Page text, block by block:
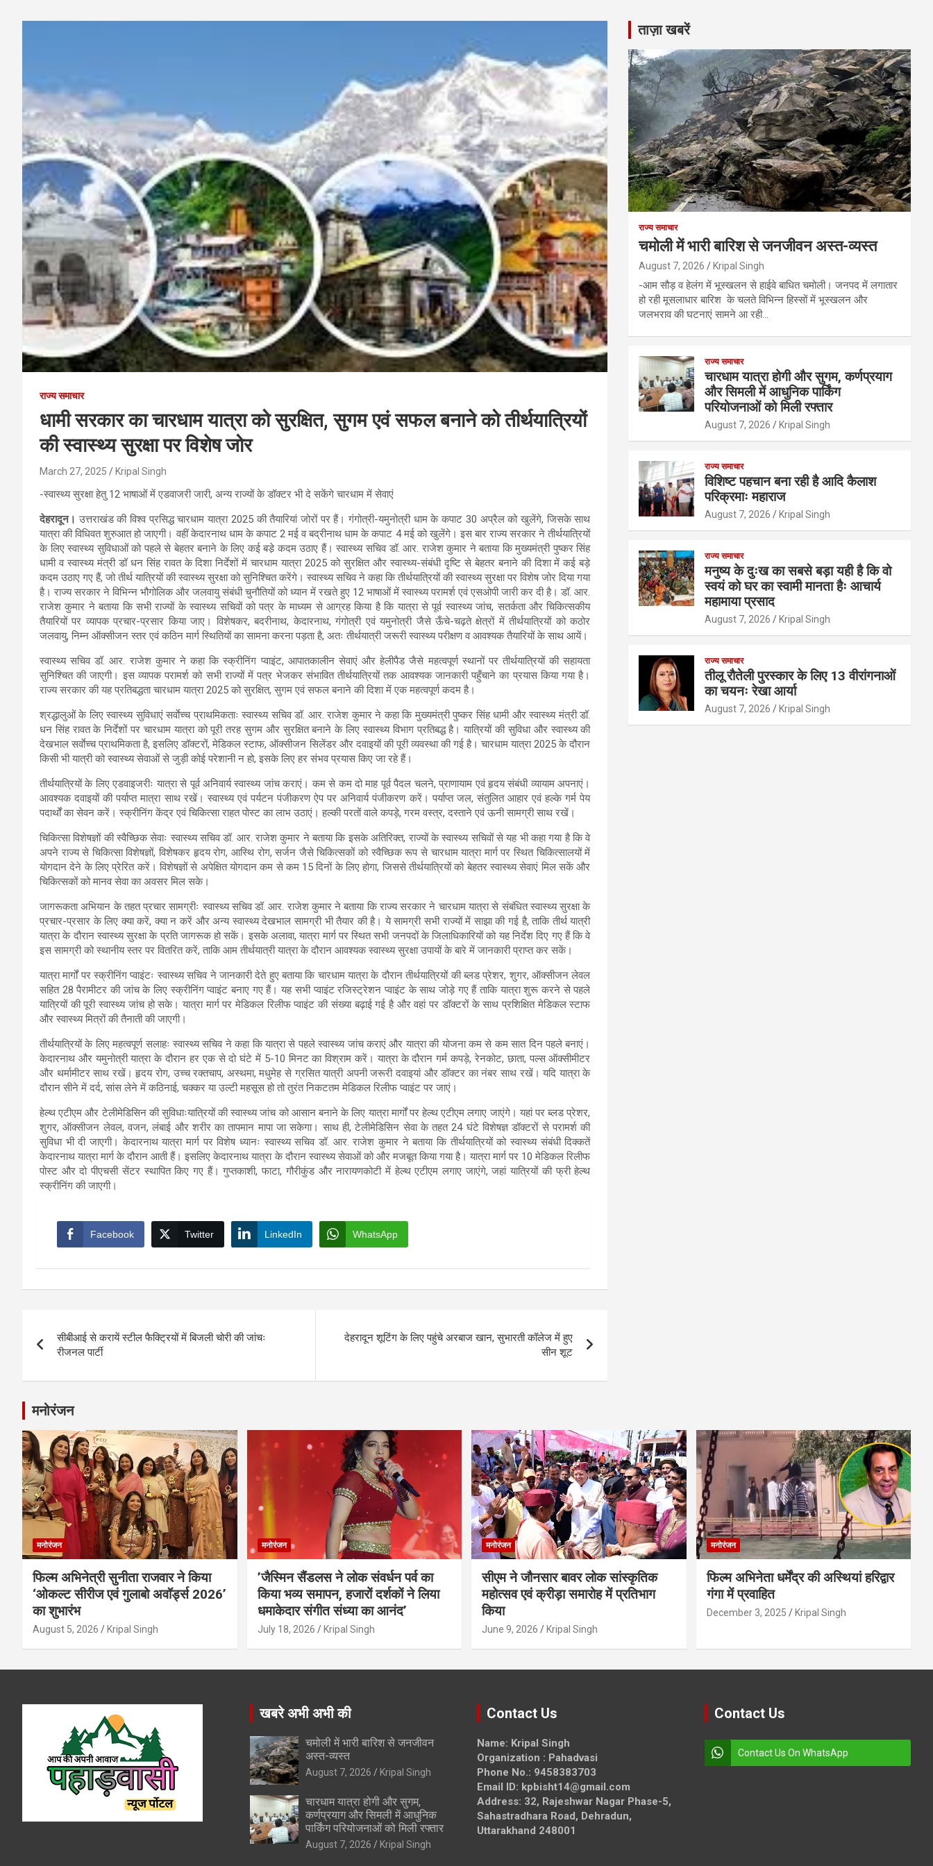
राज्य समाचार
धामी सरकार का चारधाम यात्रा को सुरक्षित, सुगम एवं सफल बनाने को तीर्थयात्रियों
की स्वास्थ्य सुरक्षा पर विशेष जोर
March 27, 2025 Kripal Singh
-स्वास्थ्य सुरक्षा हेतु 12 भाषाओं में एडवाजरी जारी, अन्य राज्यों के डॉक्टर भी दे सकेंगे चारधाम में सेवाएं
देहरादून। उत्तराखंड की विश्व प्रसिद्ध चारधाम यात्रा 2025 की तैयारियां जोरों पर हैं। गंगोत्री-यमुनोत्री धाम के कपाट 30 अप्रैल को खुलेंगे, जिसके साथ
यात्रा की विधिवत शुरुआत हो जाएगी। वहीं केदारनाथ धाम के कपाट 2 मई व बद्रीनाथ धाम के कपाट 4 मई को खुलेंगे। इस बार राज्य सरकार ने तीर्थयात्रियों
के लिए स्वास्थ्य सुविधाओं को पहले से बेहतर बनाने के लिए कई बडे़ कदम उठाए हैं। स्वास्थ्य सचिव डॉ. आर. राजेश कुमार ने बताया कि मुख्यमंत्री पुष्कर सिंह
धामी व स्वास्थ्य मंत्री डॉ धन सिंह रावत के दिशा निर्देशों में चारधाम यात्रा 2025 को सुरक्षित और स्वास्थ्य-संबंधी दृष्टि से बेहतर बनाने की दिशा में कई बड़े
कदम उठाए गए हैं, जो तीर्थ यात्रियों की स्वास्थ्य सुरक्षा को सुनिश्चित करेंगे। स्वास्थ्य सचिव ने कहा कि तीर्थयात्रियों की स्वास्थ्य सुरक्षा पर विशेष जोर दिया गया
है। राज्य सरकार ने विभिन्न भौगोलिक और जलवायु संबंधी चुनौतियों को ध्यान में रखते हुए 12 भाषाओं में स्वास्थ्य परामर्श एवं एसओपी जारी कर दी है। डॉ. आर.
राजेश कुमार ने बताया कि सभी राज्यों के स्वास्थ्य सचिवों को पत्र के माध्यम से आग्रह किया है कि यात्रा से पूर्व स्वास्थ्य जांच, सतर्कता और चिकित्सकीय
तैयारियों पर व्यापक प्रचार-प्रसार किया जाए। विशेषकर, बदरीनाथ, केदारनाथ, गंगोत्री एवं यमुनोत्री जैसे ऊँचे-चढ़ते क्षेत्रों में तीर्थयात्रियों को कठोर
जलवायु, निम्न ऑक्सीजन स्तर एवं कठिन मार्ग स्थितियों का सामना करना पड़ता है, अतः तीर्थयात्री जरूरी स्वास्थ्य परीक्षण व आवश्यक तैयारियों के साथ आयें।
स्वास्थ्य सचिव डॉ. आर. राजेश कुमार ने कहा कि स्क्रीनिंग प्वाइंट, आपातकालीन सेवाएं और हेलीपैड जैसे महत्वपूर्ण स्थानों पर तीर्थयात्रियों की सहायता
सुनिश्चित की जाएगी। इस व्यापक परामर्श को सभी राज्यों में पत्र भेजकर संभावित तीर्थयात्रियों तक आवश्यक जानकारी पहुँचाने का प्रयास किया गया है।
राज्य सरकार की यह प्रतिबद्धता चारधाम यात्रा 2025 को सुरक्षित, सुगम एवं सफल बनाने की दिशा में एक महत्वपूर्ण कदम है।
श्रद्धालुओं के लिए स्वास्थ्य सुविधाएं सर्वाेच्च प्राथमिकताः स्वास्थ्य सचिव डॉ. आर. राजेश कुमार ने कहा कि मुख्यमंत्री पुष्कर सिंह धामी और स्वास्थ्य मंत्री डॉ.
धन सिंह रावत के निर्देशों पर चारधाम यात्रा को पूरी तरह सुगम और सुरक्षित बनाने के लिए स्वास्थ्य विभाग प्रतिबद्ध है। यात्रियों की सुविधा और स्वास्थ्य की
देखभाल सर्वाेच्च प्राथमिकता है, इसलिए डॉक्टरों, मेडिकल स्टाफ, ऑक्सीजन सिलेंडर और दवाइयों की पूरी व्यवस्था की गई है। चारधाम यात्रा 2025 के दौरान
किसी भी यात्री को स्वास्थ्य सेवाओं से जुड़ी कोई परेशानी न हो, इसके लिए हर संभव प्रयास किए जा रहे हैं।
तीर्थयात्रियों के लिए एडवाइजरीः यात्रा से पूर्व अनिवार्य स्वास्थ्य जांच कराएं। कम से कम दो माह पूर्व पैदल चलने, प्राणायाम एवं हृदय संबंधी व्यायाम अपनाएं।
आवश्यक दवाइयों की पर्याप्त मात्रा साथ रखें। स्वास्थ्य एवं पर्यटन पंजीकरण ऐप पर अनिवार्य पंजीकरण करें। पर्याप्त जल, संतुलित आहार एवं हल्के गर्म पेय
पदार्थों का सेवन करें। स्क्रीनिंग केंद्र एवं चिकित्सा राहत पोस्ट का लाभ उठाएं। हल्की परतों वाले कपड़े, गरम वस्त्र, दस्ताने एवं ऊनी सामग्री साथ रखें।
चिकित्सा विशेषज्ञों की स्वैच्छिक सेवाः स्वास्थ्य सचिव डॉ. आर. राजेश कुमार ने बताया कि इसके अतिरिक्त, राज्यों के स्वास्थ्य सचिवों से यह भी कहा गया है कि वे
अपने राज्य से चिकित्सा विशेषज्ञों, विशेषकर हृदय रोग, आस्थि रोग, सर्जन जैसे चिकित्सकों को स्वैच्छिक रूप से चारधाम यात्रा मार्ग पर स्थित चिकित्सालयों में
योगदान देने के लिए प्रेरित करें। विशेषज्ञों से अपेक्षित योगदान कम से कम 15 दिनों के लिए होगा, जिससे तीर्थयात्रियों को बेहतर स्वास्थ्य सेवाएं मिल सकें और
चिकित्सकों को मानव सेवा का अवसर मिल सके।
जागरूकता अभियान के तहत प्रचार सामग्रीः स्वास्थ्य सचिव डॉ. आर. राजेश कुमार ने बताया कि राज्य सरकार ने चारधाम यात्रा से संबंधित स्वास्थ्य सुरक्षा के
प्रचार-प्रसार के लिए क्या करें, क्या न करें और अन्य स्वास्थ्य देखभाल सामग्री भी तैयार की है। ये सामग्री सभी राज्यों में साझा की गई है, ताकि तीर्थ यात्री
यात्रा के दौरान स्वास्थ्य सुरक्षा के प्रति जागरूक हो सकें। इसके अलावा, यात्रा मार्ग पर स्थित सभी जनपदों के जिलाधिकारियों को यह निर्देश दिए गए हैं कि वे
इस सामग्री को स्थानीय स्तर पर वितरित करें, ताकि आम तीर्थयात्री यात्रा के दौरान आवश्यक स्वास्थ्य सुरक्षा उपायों के बारे में जानकारी प्राप्त कर सकें।
यात्रा मार्गों पर स्क्रीनिंग प्वाइंटः स्वास्थ्य सचिव ने जानकारी देते हुए बताया कि चारधाम यात्रा के दौरान तीर्थयात्रियों की ब्लड प्रेशर, शुगर, ऑक्सीजन लेवल
सहित 28 पैरामीटर की जांच के लिए स्क्रीनिंग प्वाइंट बनाए गए हैं। यह सभी प्वाइंट रजिस्ट्रेशन प्वाइंट के साथ जोड़े गए हैं ताकि यात्रा शुरू करने से पहले
यात्रियों की पूरी स्वास्थ्य जांच हो सके। यात्रा मार्ग पर मेडिकल रिलीफ प्वाइंट की संख्या बढ़ाई गई है और वहां पर डॉक्टरों के साथ प्रशिक्षित मेडिकल स्टाफ
और स्वास्थ्य मित्रों की तैनाती की जाएगी।
तीर्थयात्रियों के लिए महत्वपूर्ण सलाहः स्वास्थ्य सचिव ने कहा कि यात्रा से पहले स्वास्थ्य जांच कराएं और यात्रा की योजना कम से कम सात दिन पहले बनाएं।
केदारनाथ और यमुनोत्री यात्रा के दौरान हर एक से दो घंटे में 5-10 मिनट का विश्राम करें। यात्रा के दौरान गर्म कपड़े, रेनकोट, छाता, पल्स ऑक्सीमीटर
और थर्मामीटर साथ रखें। हृदय रोग, उच्च रक्तचाप, अस्थमा, मधुमेह से ग्रसित यात्री अपनी जरूरी दवाइयां और डॉक्टर का नंबर साथ रखें। यदि यात्रा के
दौरान सीने में दर्द, सांस लेने में कठिनाई, चक्कर या उल्टी महसूस हो तो तुरंत निकटतम मेडिकल रिलीफ प्वाइंट पर जाएं।
हेल्थ एटीएम और टेलीमेडिसिन की सुविधाःयात्रियों की स्वास्थ्य जांच को आसान बनाने के लिए यात्रा मार्गों पर हेल्थ एटीएम लगाए जाएंगे। यहां पर ब्लड प्रेशर,
शुगर, ऑक्सीजन लेवल, वजन, लंबाई और शरीर का तापमान मापा जा सकेगा। साथ ही, टेलीमेडिसिन सेवा के तहत 24 घंटे विशेषज्ञ डॉक्टरों से परामर्श की
सुविधा भी दी जाएगी। केदारनाथ यात्रा मार्ग पर विशेष ध्यानः स्वास्थ्य सचिव डॉ. आर. राजेश कुमार ने बताया कि तीर्थयात्रियों को स्वास्थ्य संबंधी दिक्कतें
केदारनाथ यात्रा मार्ग के दौरान आती हैं। इसलिए केदारनाथ यात्रा के दौरान स्वास्थ्य सेवाओं को और मजबूत किया गया है। यात्रा मार्ग पर 10 मेडिकल रिलीफ
पोस्ट और दो पीएचसी सेंटर स्थापित किए गए हैं। गुप्तकाशी, फाटा, गौरीकुंड और नारायणकोटी में हेल्थ एटीएम लगाए जाएंगे, जहां यात्रियों की फ्री हेल्थ
स्क्रीनिंग की जाएगी।
Facebook Twitter LinkedIn WhatsApp
navigation
सीबीआई से करायें स्टील फैक्ट्रियों में बिजली चोरी की जांचः
रीजनल पार्टी
देहरादून शूटिंग के लिए पहुंचे अरबाज खान, सुभारती कॉलेज में हुए
सीन शूट
ताज़ा खबरें
राज्य समाचार
चमोली में भारी बारिश से जनजीवन अस्त-व्यस्त
August 7, 2026 Kripal Singh
-आम सौड़ व हेलंग में भूस्खलन से हाईवे बाधित चमोली। जनपद में लगातार
हो रही मूसलाधार बारिश के चलते विभिन्न हिस्सों में भूस्खलन और
जलभराव की घटनाएं सामने आ रही…
राज्य समाचार
चारधाम यात्रा होगी और सुगम, कर्णप्रयाग
और सिमली में आधुनिक पार्किंग
परियोजनाओं को मिली रफ्तार
August 7, 2026 Kripal Singh
राज्य समाचार
विशिष्ट पहचान बना रही है आदि कैलाश
परिक्रमाः महाराज
August 7, 2026 Kripal Singh
राज्य समाचार
मनुष्य के दुःख का सबसे बड़ा यही है कि वो
स्वयं को घर का स्वामी मानता हैः आचार्य
महामाया प्रसाद
August 7, 2026 Kripal Singh
राज्य समाचार
तीलू रौतेली पुरस्कार के लिए 13 वीरांगनाओं
का चयनः रेखा आर्या
August 7, 2026 Kripal Singh
मनोरंजन
मनोरंजन
फिल्म अभिनेत्री सुनीता राजवार ने किया
‘ओकल्ट सीरीज एवं गुलाबो अवॉर्ड्स 2026’
का शुभारंभ
August 5, 2026 Kripal Singh
मनोरंजन
’जैस्मिन सैंडलस ने लोक संवर्धन पर्व का
किया भव्य समापन, हजारों दर्शकों ने लिया
धमाकेदार संगीत संध्या का आनंद’
July 18, 2026 Kripal Singh
मनोरंजन
सीएम ने जौनसार बावर लोक सांस्कृतिक
महोत्सव एवं क्रीड़ा समारोह में प्रतिभाग
किया
June 9, 2026 Kripal Singh
मनोरंजन
फिल्म अभिनेता धर्मेंद्र की अस्थियां हरिद्वार
गंगा में प्रवाहित
December 3, 2025 Kripal Singh
खबरे अभी अभी की
चमोली में भारी बारिश से जनजीवन
अस्त-व्यस्त
August 7, 2026 Kripal Singh
चारधाम यात्रा होगी और सुगम,
कर्णप्रयाग और सिमली में आधुनिक
पार्किंग परियोजनाओं को मिली रफ्तार
August 7, 2026 Kripal Singh
Contact Us
Name: Kripal Singh
Organization : Pahadvasi
Phone No.: 9458383703
Email ID: kpbisht14@gmail.com
Address: 32, Rajeshwar Nagar Phase-5,
Sahastradhara Road, Dehradun,
Uttarakhand 248001
Contact Us
Contact Us On WhatsApp